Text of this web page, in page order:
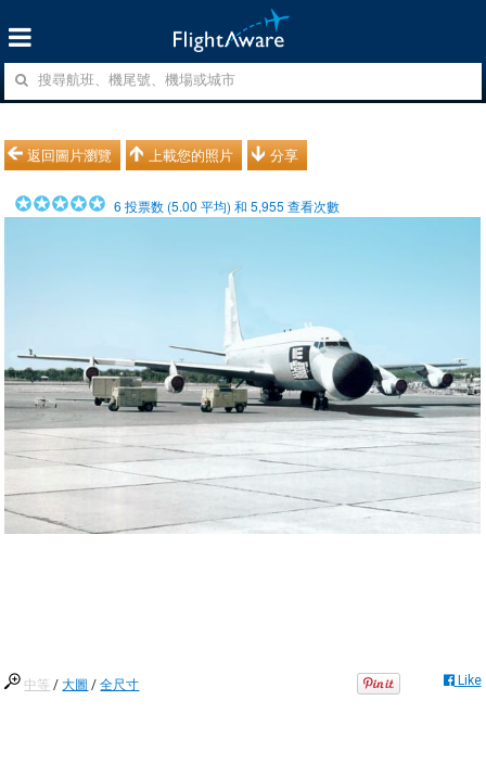
返回圖片瀏覽 上載您的照片 分享
6 投票数 (5.00 平均) 和5,955 查看次數
中等 /大圖 /全尺寸 Like